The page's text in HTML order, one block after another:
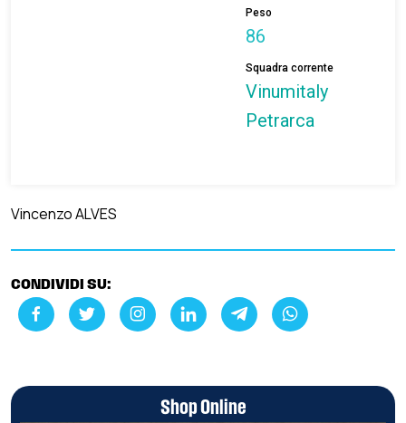
Peso
86
Squadra corrente
Vinumitaly
Petrarca
Vincenzo ALVES
CONDIVIDI SU:
Shop Online